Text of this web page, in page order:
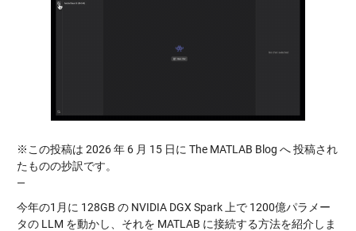
※この投稿は 2026 年 6 月 15 日に The MATLAB Blog へ 投稿され
たものの抄訳です。
—
今年の1月に 128GB の NVIDIA DGX Spark 上で 1200億パラメー
タの LLM を動かし、それを MATLAB に接続する方法を紹介しま